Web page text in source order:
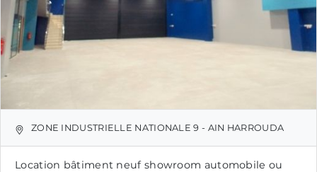
ZONE INDUSTRIELLE NATIONALE 9 - AIN HARROUDA
Location bâtiment neuf showroom automobile ou